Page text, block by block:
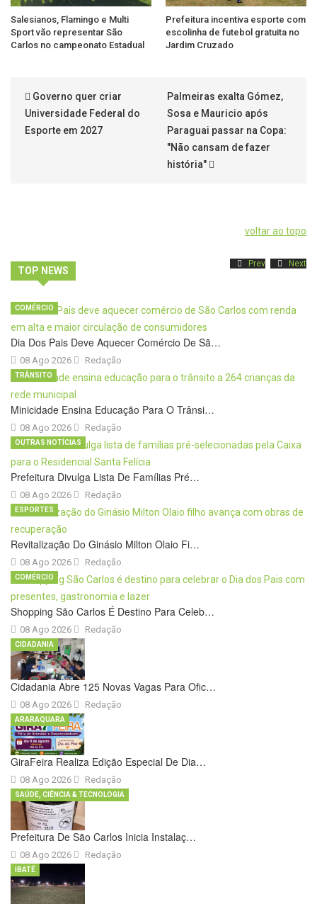
Salesianos, Flamingo e Multi
Sport vão representar São
Carlos no campeonato Estadual
Prefeitura incentiva esporte com
escolinha de futebol gratuita no
Jardim Cruzado
Governo quer criar
Universidade Federal do
Esporte em 2027
Palmeiras exalta Gómez,
Sosa e Mauricio após
Paraguai passar na Copa:
"Não cansam de fazer
história"
voltar ao topo
TOP NEWS
Prev Next
Dia Dos Pais Deve Aquecer Comércio De Sã…
08 Ago 2026
COMÉRCIO
Redação
Minicidade Ensina Educação Para O Trânsi…
08 Ago 2026
TRÂNSITO
Redação
Prefeitura Divulga Lista De Famílias Pré…
08 Ago 2026
OUTRAS NOTÍCIAS
Redação
Revitalização Do Ginásio Milton Olaio Fi…
08 Ago 2026
ESPORTES
Redação
Shopping São Carlos É Destino Para Celeb…
08 Ago 2026
COMÉRCIO
Redação
Cidadania Abre 125 Novas Vagas Para Ofic…
08 Ago 2026
CIDADANIA
Redação
GiraFeira Realiza Edição Especial De Dia…
08 Ago 2026
ARARAQUARA
Redação
Prefeitura De São Carlos Inicia Instalaç…
08 Ago 2026
SAÚDE, CIÊNCIA & TECNOLOGIA
Redação
IBATÉ